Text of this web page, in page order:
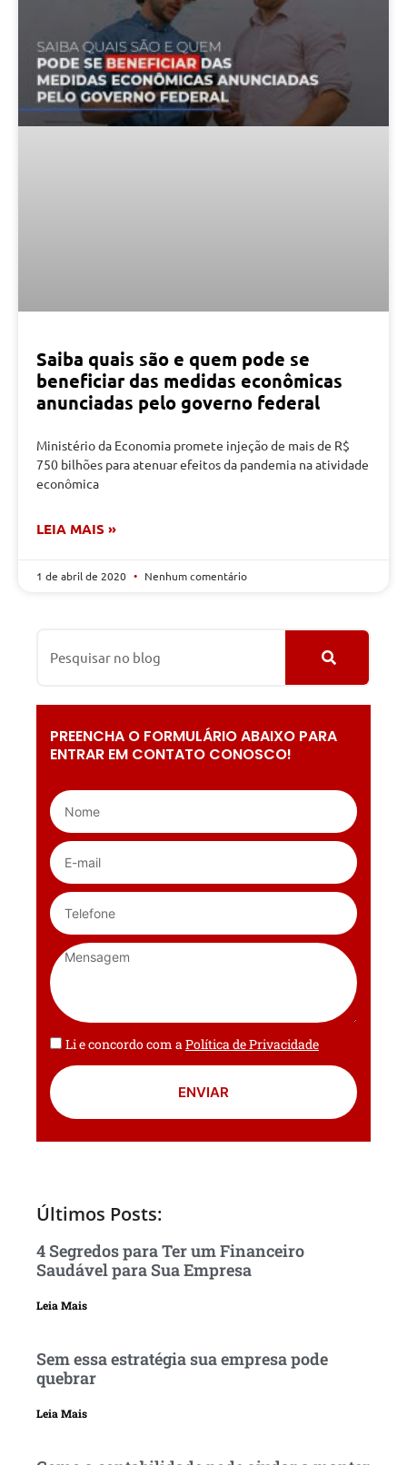
Saiba quais são e quem pode se
beneficiar das medidas econômicas
anunciadas pelo governo federal
Ministério da Economia promete injeção de mais de R$
750 bilhões para atenuar efeitos da pandemia na atividade
econômica
LEIA MAIS »
1 de abril de 2020 Nenhum comentário
PREENCHA O FORMULÁRIO ABAIXO PARA
ENTRAR EM CONTATO CONOSCO!
Li e concordo com a Política de Privacidade
ENVIAR
Últimos Posts:
4 Segredos para Ter um Financeiro
Saudável para Sua Empresa
Leia Mais
Sem essa estratégia sua empresa pode
quebrar
Leia Mais